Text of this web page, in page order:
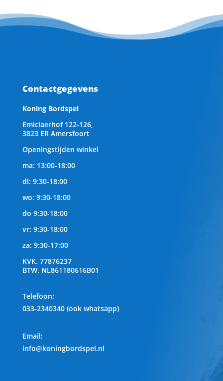
Contactgegevens
Koning Bordspel
Emiclaerhof 122-126,
3823 ER Amersfoort
Openingstijden winkel
ma: 13:00-18:00
di: 9:30-18:00
wo: 9:30-18:00
do 9:30-18:00
vr: 9:30-18:00
za: 9:30-17:00
KVK. 77876237
BTW. NL861180616B01
Telefoon:
033-2340340 (ook whatsapp)
Email:
info@koningbordspel.nl